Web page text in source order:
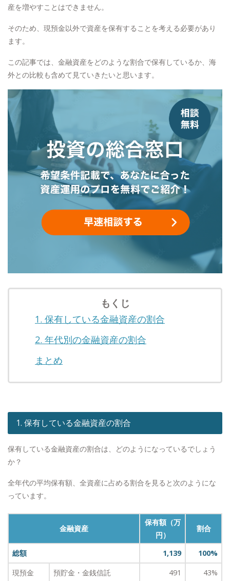
産を増やすことはできません。
そのため、現預金以外で資産を保有することを考える必要があり
ます。
この記事では、金融資産をどのような割合で保有しているか、海
外との比較も含めて見ていきたいと思います。
もくじ
1. 保有している金融資産の割合
2. 年代別の金融資産の割合
まとめ
1. 保有している金融資産の割合
保有している金融資産の割合は、どのようになっているでしょう
か？
全年代の平均保有額、全資産に占める割合を見ると次のようにな
っています。
金融資産
保有額（万
円）
割合
総額 1,139
100%
現預金
預貯金・金銭信託 491 43%